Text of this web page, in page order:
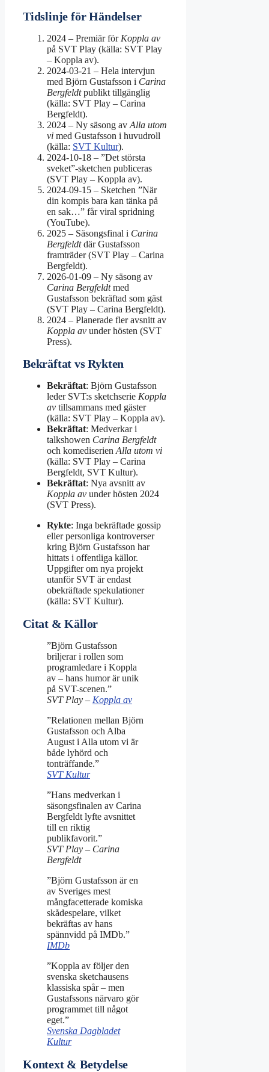
Tidslinje för Händelser
2024 – Premiär för Koppla av
på SVT Play (källa: SVT Play
– Koppla av).
2024-03-21 – Hela intervjun
med Björn Gustafsson i Carina
Bergfeldtpublikt tillgänglig
(källa: SVT Play – Carina
Bergfeldt).
2024 – Ny säsong av Alla utom
vi med Gustafsson i huvudroll
(källa: SVT Kultur).
2024-10-18 – ”Det största
sveket”-sketchen publiceras
(SVT Play – Koppla av).
2024-09-15 – Sketchen ”När
din kompis bara kan tänka på
en sak…” får viral spridning
(YouTube).
2025 – Säsongsfinal i Carina
Bergfeldtdär Gustafsson
framträder (SVT Play – Carina
Bergfeldt).
2026-01-09 – Ny säsong av
Carina Bergfeldtmed
Gustafsson bekräftad som gäst
(SVT Play – Carina Bergfeldt).
2024 – Planerade fler avsnitt av
Koppla av under hösten (SVT
Press).
Bekräftat vs Rykten
Bekräftat: Björn Gustafsson
leder SVT:s sketchserie Koppla
av tillsammans med gäster
(källa: SVT Play – Koppla av).
Bekräftat: Medverkar i
talkshowen Carina Bergfeldt
och komediserien Alla utom vi
(källa: SVT Play – Carina
Bergfeldt, SVT Kultur).
Bekräftat: Nya avsnitt av
Koppla av under hösten 2024
(SVT Press).
Rykte: Inga bekräftade gossip
eller personliga kontroverser
kring Björn Gustafsson har
hittats i offentliga källor.
Uppgifter om nya projekt
utanför SVT är endast
obekräftade spekulationer
(källa: SVT Kultur).
Citat & Källor
”Björn Gustafsson
briljerar i rollen som
programledare i Koppla
av – hans humor är unik
på SVT-scenen.”
SVT Play – Koppla av
”Relationen mellan Björn
Gustafsson och Alba
August i Alla utom vi är
både lyhörd och
tonträffande.”
SVT Kultur
”Hans medverkan i
säsongsfinalen av Carina
Bergfeldt lyfte avsnittet
till en riktig
publikfavorit.”
SVT Play – Carina
Bergfeldt
”Björn Gustafsson är en
av Sveriges mest
mångfacetterade komiska
skådespelare, vilket
bekräftas av hans
spännvidd på IMDb.”
IMDb
”Koppla av följer den
svenska sketchausens
klassiska spår – men
Gustafssons närvaro gör
programmet till något
eget.”
Svenska Dagbladet
Kultur
Kontext & Betydelse